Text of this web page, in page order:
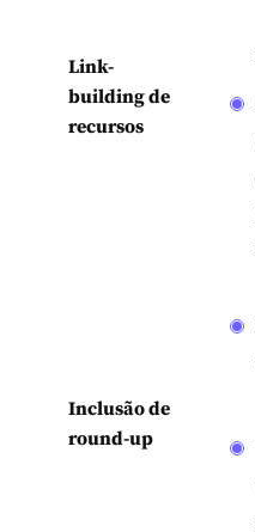
Link-
building de
recursos
Inclusão de
round-up